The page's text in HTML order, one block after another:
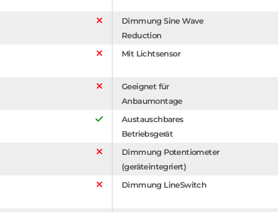
Dimmung Sine Wave
Reduction
Mit Lichtsensor
Geeignet für
Anbaumontage
Austauschbares
Betriebsgerät
Dimmung Potentiometer
(geräteintegriert)
Dimmung LineSwitch